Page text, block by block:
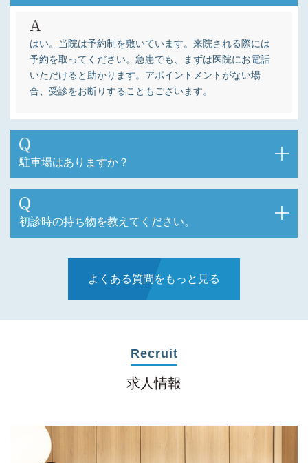
はい。当院は予約制を敷いています。来院される際には
予約を取ってください。急患でも、まずは医院にお電話
いただけると助かります。アポイントメントがない場
合、受診をお断りすることもございます。
駐車場はありますか？
初診時の持ち物を教えてください。
よくある質問をもっと見る
Recruit
求人情報